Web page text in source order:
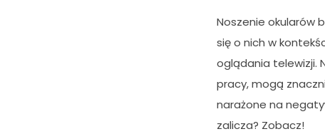
Noszenie okularów
się o nich w
oglądania telewizji.
pracy, mogą
narażone na
zalicza? Zobacz!